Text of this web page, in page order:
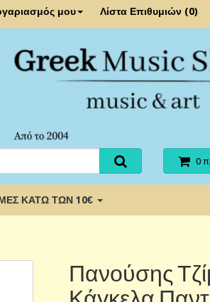
μου Λίστα Επιθυμιών (0)
0
ΚΑΤΩ ΤΩΝ 10€
Πανούσης